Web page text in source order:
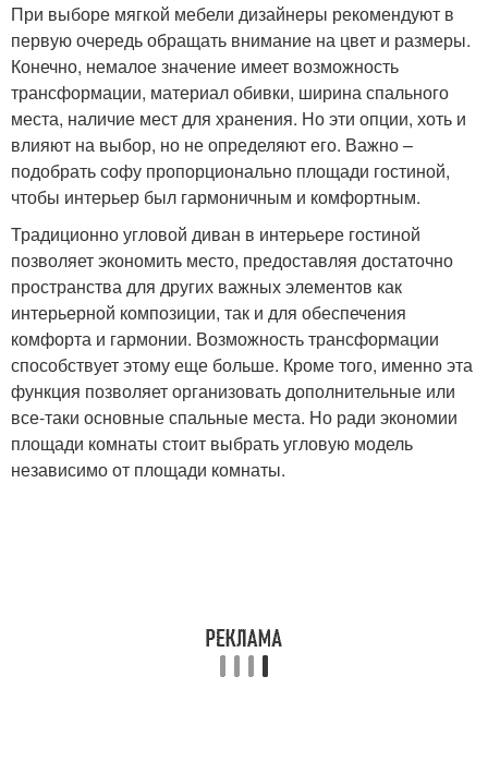
При выборе мягкой мебели дизайнеры рекомендуют в
первую очередь обращать внимание на цвет и размеры.
Конечно, немалое значение имеет возможность
трансформации, материал обивки, ширина спального
места, наличие мест для хранения. Но эти опции, хоть и
влияют на выбор, но не определяют его. Важно –
подобрать софу пропорционально площади гостиной,
чтобы интерьер был гармоничным и комфортным.
Традиционно угловой диван в интерьере гостиной
позволяет экономить место, предоставляя достаточно
пространства для других важных элементов как
интерьерной композиции, так и для обеспечения
комфорта и гармонии. Возможность трансформации
способствует этому еще больше. Кроме того, именно эта
функция позволяет организовать дополнительные или
все-таки основные спальные места. Но ради экономии
площади комнаты стоит выбрать угловую модель
независимо от площади комнаты.